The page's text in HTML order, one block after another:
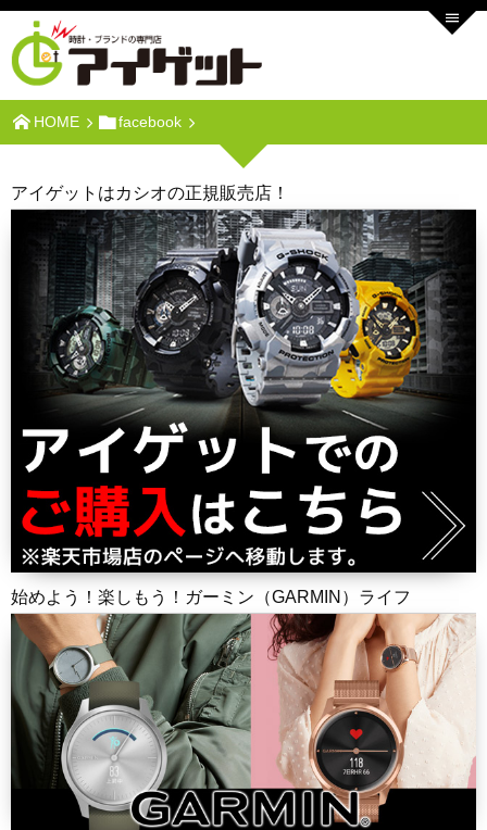
HOME facebook
アイゲットはカシオの正規販売店！
始めよう！楽しもう！ガーミン（GARMIN）ライフ